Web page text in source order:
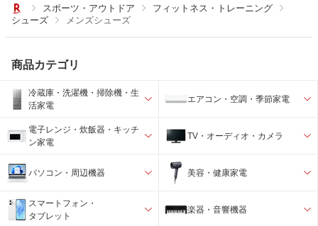
スポーツ・アウトドア
フィットネス・トレーニング
シューズ
メンズシューズ
商品カテゴリ
冷蔵庫・洗濯機・掃除機・生
活家電
エアコン・空調・季節家電
電子レンジ・炊飯器・キッチ
ン家電
TV・オーディオ・カメラ
パソコン・周辺機器 美容・健康家電
スマートフォン・
タブレット
楽器・音響機器